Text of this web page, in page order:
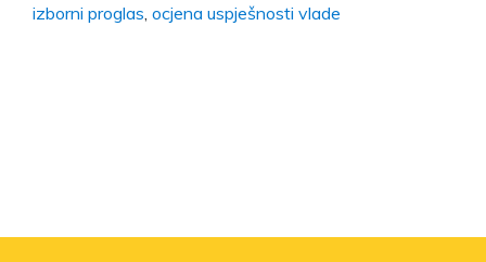
izborni proglas ocjena uspješnosti vlade